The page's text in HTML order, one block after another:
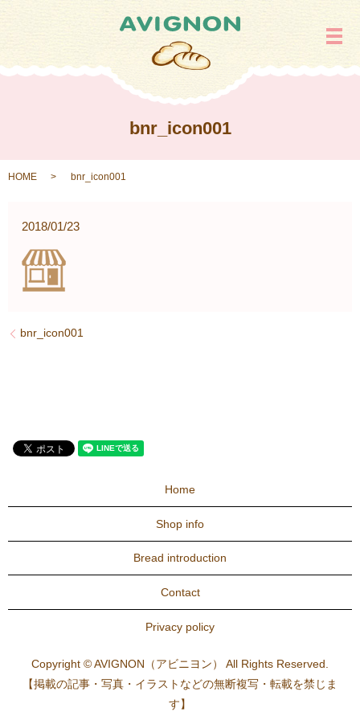
メ
bnr_icon001
HOME bnr_icon001
2018/01/23
bnr_icon001
Home
Shop info
Bread introduction
Contact
Privacy policy
Copyright © AVIGNON（アビニヨン） All Rights Reserved.
【掲載の記事・写真・イラストなどの無断複写・転載を禁じま
す】